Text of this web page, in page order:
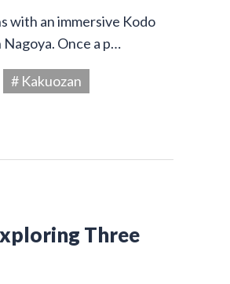
with an immersive Kodo
Once a p…
# Kakuozan
Three